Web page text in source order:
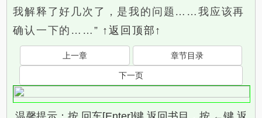
我解释了好几次了，是我的问题……我应该再
确认一下的……” ↑返回顶部↑
上一章 章节目录
下一页